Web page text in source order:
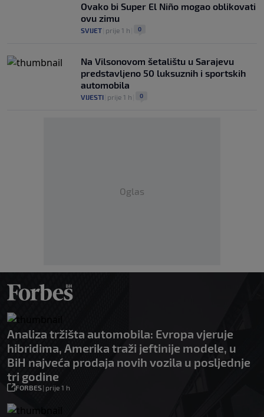
Ovako bi Super El Niño mogao oblikovati
ovu zimu
SVIJET prije 1 h 0
Na Vilsonovom šetalištu u Sarajevu
predstavljeno 50 luksuznih i sportskih
automobila
VIJESTI prije 1 h 0
Oglas
Analiza tržišta automobila: Evropa vjeruje
hibridima, Amerika traži jeftinije modele, u
BiH najveća prodaja novih vozila u posljednje
tri godine
FORBES| prije 1 h